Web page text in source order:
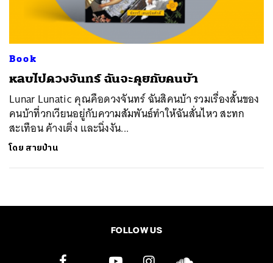
Book
หลบไปดวงจันทร์ ฉันจะคุยกับคนบ้า
Lunar Lunatic คุณคือดวงจันทร์ ฉันสิคนบ้า รวมเรื่องสั้นของ
คนบ้าที่วกเวียนอยู่กับความสัมพันธ์ทำให้ฉันสั่นไหว สะทก
สะเทือน ค้างเติ่ง และนิ่งงัน...
โดย สายป่าน
FOLLOW US
SHARE TWEET LINE EMAIL